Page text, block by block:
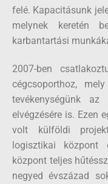
felé. Kapacitásunk
melynek keretén
karbantartási
2007-ben
cégcsoporthoz,
tevékenységünk az
elvégzésére is. Ezen
volt külföldi
logisztikai
központ teljes
negyed évszázad